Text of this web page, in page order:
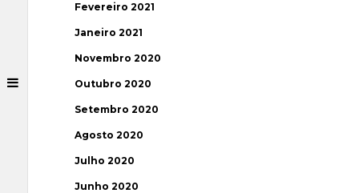
Fevereiro 2021
Janeiro 2021
Novembro 2020
Outubro 2020
Setembro 2020
Agosto 2020
Julho 2020
Junho 2020